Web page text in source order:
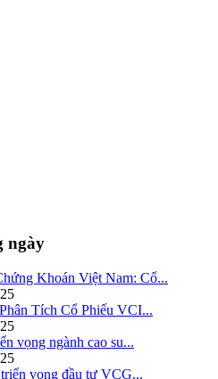
ngày
Khoán Việt Nam: Cổ...
Tích Cổ Phiếu VCI...
vọng ngành cao su...
vọng đầu tư VCG...